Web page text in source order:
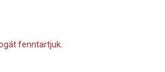
fenntartjuk.